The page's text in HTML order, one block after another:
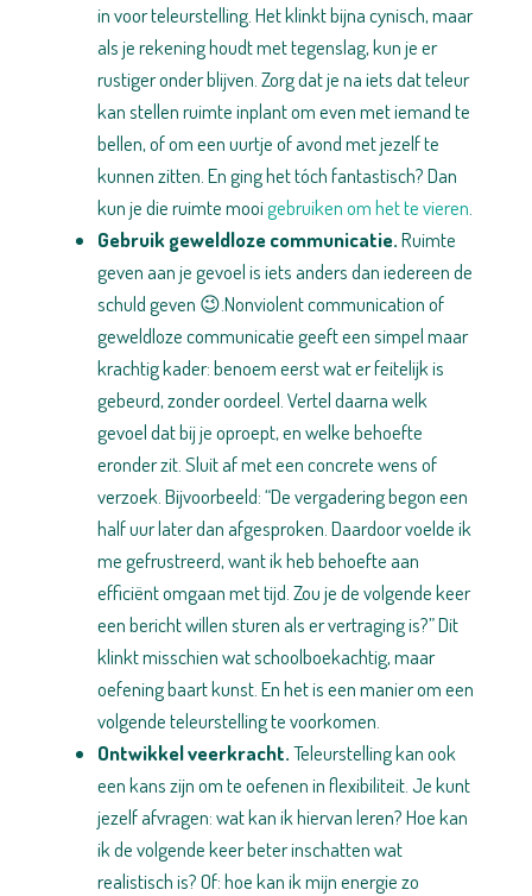
in voor teleurstelling. Het klinkt bijna cynisch, maar
als je rekening houdt met tegenslag, kun je er
rustiger onder blijven. Zorg dat je na iets dat teleur
kan stellen ruimte inplant om even met iemand te
bellen, of om een uurtje of avond met jezelf te
kunnen zitten. En ging het tóch fantastisch? Dan
kun je die ruimte mooigebruiken om het te vieren
Gebruik geweldloze communicatie.Ruimte
geven aan je gevoel is iets anders dan iedereen de
schuld geven 😉.Nonviolent communication of
geweldloze communicatie geeft een simpel maar
krachtig kader: benoem eerst wat er feitelijk is
gebeurd, zonder oordeel. Vertel daarna welk
gevoel dat bij je oproept, en welke behoefte
eronder zit. Sluit af met een concrete wens of
verzoek. Bijvoorbeeld: “De vergadering begon een
half uur later dan afgesproken. Daardoor voelde ik
me gefrustreerd, want ik heb behoefte aan
efficiënt omgaan met tijd. Zou je de volgende keer
een bericht willen sturen als er vertraging is?” Dit
klinkt misschien wat schoolboekachtig, maar
oefening baart kunst. En het is een manier om een
volgende teleurstelling te voorkomen.
Ontwikkel veerkracht.Teleurstelling kan ook
een kans zijn om te oefenen in flexibiliteit. Je kunt
jezelf afvragen: wat kan ik hiervan leren? Hoe kan
ik de volgende keer beter inschatten wat
realistisch is? Of: hoe kan ik mijn energie zo